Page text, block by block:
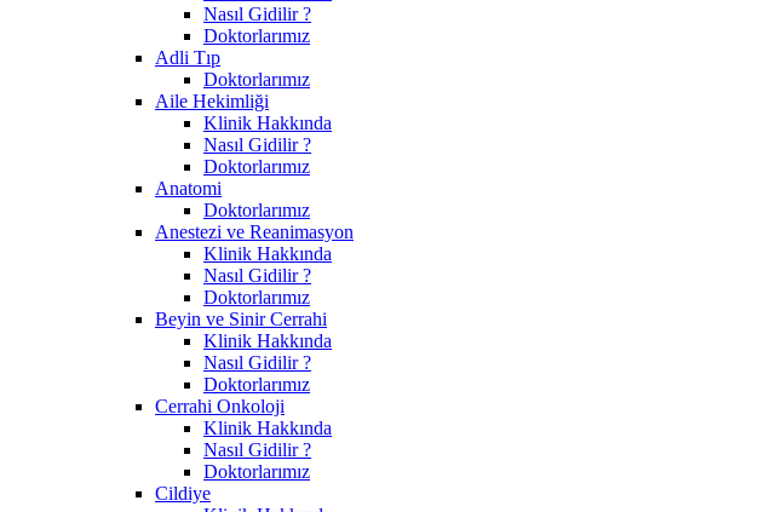
Nasıl Gidilir ?
Doktorlarımız
Adli Tıp
Doktorlarımız
Aile Hekimliği
Klinik Hakkında
Nasıl Gidilir ?
Doktorlarımız
Anatomi
Doktorlarımız
Anestezi ve Reanimasyon
Klinik Hakkında
Nasıl Gidilir ?
Doktorlarımız
Beyin ve Sinir Cerrahi
Klinik Hakkında
Nasıl Gidilir ?
Doktorlarımız
Cerrahi Onkoloji
Klinik Hakkında
Nasıl Gidilir ?
Doktorlarımız
Cildiye